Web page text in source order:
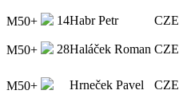
M50+ 14Habr Petr CZE
M50+ 28Haláček Roman CZE
M50+ Hrneček Pavel CZE